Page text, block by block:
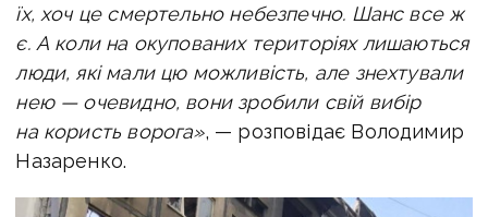
їх, хоч це смертельно небезпечно. Шанс все ж
є. А коли на окупованих територіях лишаються
люди, які мали цю можливість, але знехтували
нею — очевидно, вони зробили свій вибір
на користь ворога», — розповідає Володимир
Назаренко.